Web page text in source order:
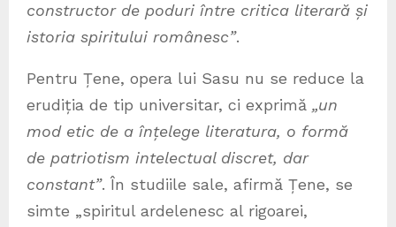
constructor de poduri între critica literară și
istoria spiritului românesc”.
Pentru Țene, opera lui Sasu nu se reduce la
erudiția de tip universitar, ci exprimă „un
mod etic de a înțelege literatura, o formă
de patriotism intelectual discret, dar
constant”. În studiile sale, afirmă Țene, se
simte „spiritul ardelenesc al rigoarei,